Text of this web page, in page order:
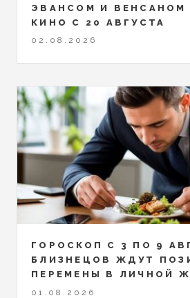
ЭВАНСОМ И ВЕНСАНОМ
КИНО С 20 АВГУСТА
02.08.2026
ГОРОСКОП С 3 ПО 9
БЛИЗНЕЦОВ ЖДУТ
ПЕРЕМЕНЫ В ЛИЧНОЙ
01.08.2026